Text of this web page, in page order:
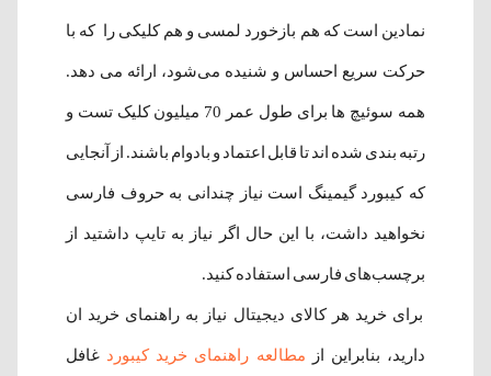
نمادین است که هم بازخورد لمسی و هم کلیکی را که با
حرکت سریع احساس و شنیده می‌شود، ارائه می دهد.
همه سوئیچ ها برای طول عمر 70 میلیون کلیک تست و
رتبه بندی شده اند تا قابل اعتماد و بادوام باشند. از آنجایی
که کیبورد گیمینگ است نیاز چندانی به حروف فارسی
نخواهید داشت، با این حال اگر نیاز به تایپ داشتید از
برچسب‌های فارسی استفاده کنید.
برای خرید هر کالای دیجیتال نیاز به راهنمای خرید ان
دارید، بنابراین از مطالعه راهنمای خرید کیبورد غافل